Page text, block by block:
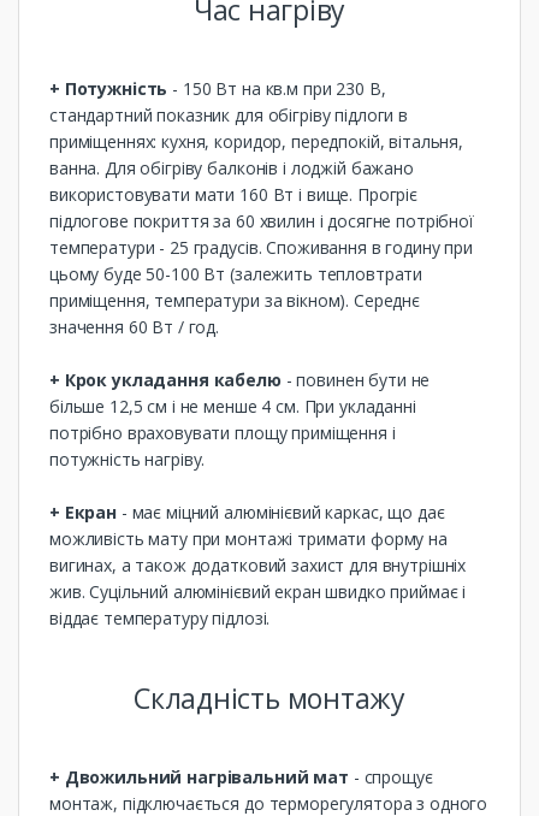
Час нагріву
+ Потужність - 150 Вт на кв.м при 230 В,
стандартний показник для обігріву підлоги в
приміщеннях: кухня, коридор, передпокій, вітальня,
ванна. Для обігріву балконів і лоджій бажано
використовувати мати 160 Вт і вище. Прогріє
підлогове покриття за 60 хвилин і досягне потрібної
температури - 25 градусів. Споживання в годину при
цьому буде 50-100 Вт (залежить тепловтрати
приміщення, температури за вікном). Середнє
значення 60 Вт / год.
+ Крок укладання кабелю - повинен бути не
більше 12,5 см і не менше 4 см. При укладанні
потрібно враховувати площу приміщення і
потужність нагріву.
+ Екран - має міцний алюмінієвий каркас, що дає
можливість мату при монтажі тримати форму на
вигинах, а також додатковий захист для внутрішніх
жив. Суцільний алюмінієвий екран швидко приймає і
віддає температуру підлозі.
Складність монтажу
+ Двожильний нагрівальний мат - спрощує
монтаж, підключається до терморегулятора з одного